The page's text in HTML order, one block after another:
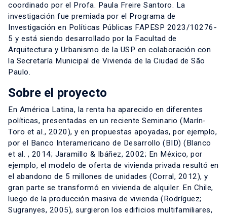
coordinado por el Profa. Paula Freire Santoro. La
investigación fue premiada por el Programa de
Investigación en Políticas Públicas FAPESP 2023/10276-
5 y está siendo desarrollado por la Facultad de
Arquitectura y Urbanismo de la USP en colaboración con
la Secretaría Municipal de Vivienda de la Ciudad de São
Paulo.
Sobre el proyecto
En América Latina, la renta ha aparecido en diferentes
políticas, presentadas en un reciente Seminario (Marín-
Toro et al., 2020), y en propuestas apoyadas, por ejemplo,
por el Banco Interamericano de Desarrollo (BID) (Blanco
et al. , 2014; Jaramillo & Ibáñez, 2002; En México, por
ejemplo, el modelo de oferta de vivienda privada resultó en
el abandono de 5 millones de unidades (Corral, 2012), y
gran parte se transformó en vivienda de alquiler. En Chile,
luego de la producción masiva de vivienda (Rodríguez;
Sugranyes, 2005), surgieron los edificios multifamiliares,